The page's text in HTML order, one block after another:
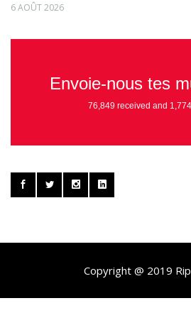
6 AOÛT 2026
Copyright @ 2019